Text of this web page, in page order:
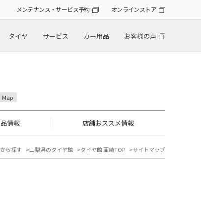
メンテナンス・サービス予約 オンラインストア
タイヤ サービス カー用品 お客様の声
Map
情報 店舗おススメ情報
ら探す 山梨県のタイヤ館 タイヤ館 韮崎TOP サイトマップ